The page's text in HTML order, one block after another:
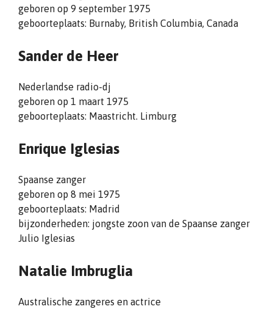
geboren op 9 september 1975
geboorteplaats: Burnaby, British Columbia, Canada
Sander de Heer
Nederlandse radio-dj
geboren op 1 maart 1975
geboorteplaats: Maastricht. Limburg
Enrique Iglesias
Spaanse zanger
geboren op 8 mei 1975
geboorteplaats: Madrid
bijzonderheden: jongste zoon van de Spaanse zanger
Julio Iglesias
Natalie Imbruglia
Australische zangeres en actrice